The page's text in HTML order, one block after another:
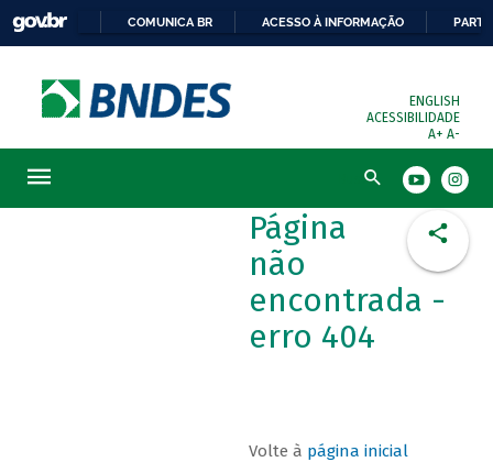
COMUNICA BR ACESSO À INFORMAÇÃO
ENGLISH
ACESSIBILIDADE
A+ A-
Busca
Página
não
encontrada -
erro 404
Volte à página inicial